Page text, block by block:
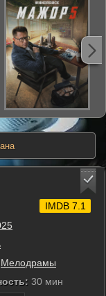
Мелодрамы
30 мин
IMDB 7.1